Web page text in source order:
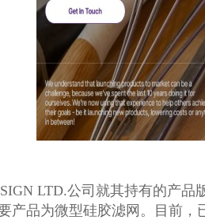
LTD.公司就其持有的产
产品为微型硅胶滤网。目前